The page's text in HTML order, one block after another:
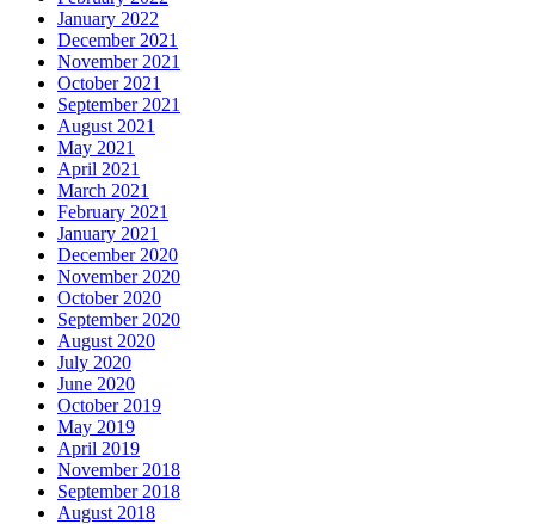
January 2022
December 2021
November 2021
October 2021
September 2021
August 2021
May 2021
April 2021
March 2021
February 2021
January 2021
December 2020
November 2020
October 2020
September 2020
August 2020
July 2020
June 2020
October 2019
May 2019
April 2019
November 2018
September 2018
August 2018